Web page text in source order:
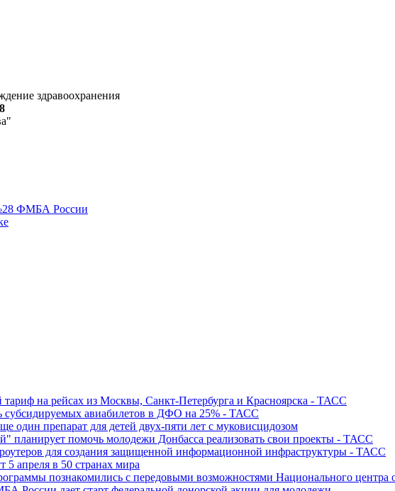
здравоохранения
ФМБА России
на рейсах из Москвы, Санкт-Петербурга и Красноярска - ТАСС
субсидируемых авиабилетов в ДФО на 25% - ТАСС
один препарат для детей двух-пяти лет с муковисцидозом
планирует помочь молодежи Донбасса реализовать свои проекты - ТАСС
роутеров для создания защищенной информационной инфраструктуры - ТАСС
апреля в 50 странах мира
познакомились с передовыми возможностями Национального